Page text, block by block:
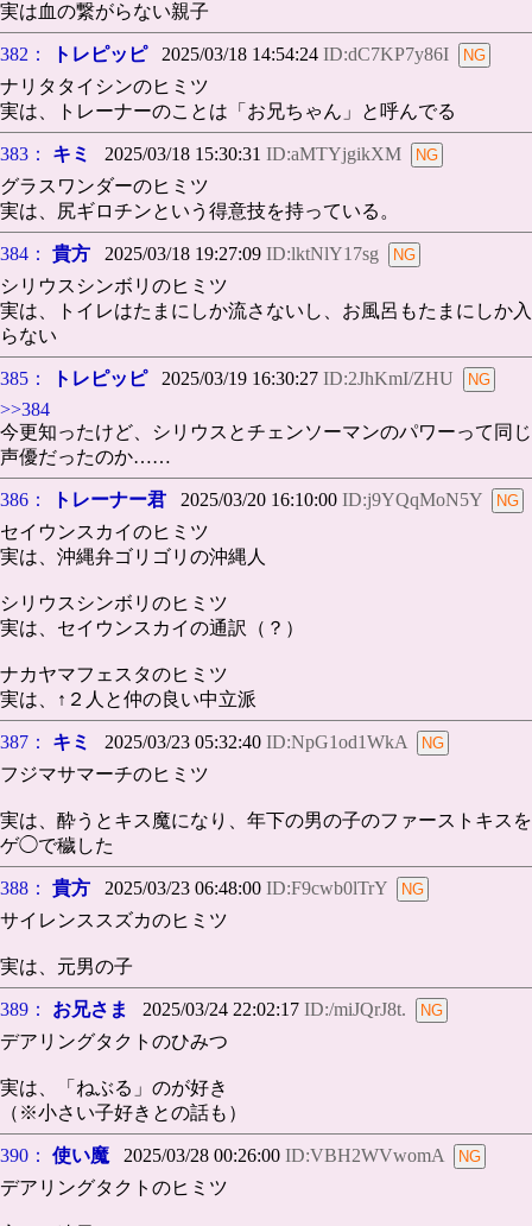
実は血の繋がらない親子
382： トレピッピ2025/03/18 14:54:24 ID:dC7KP7y86I
ナリタタイシンのヒミツ
実は、トレーナーのことは「お兄ちゃん」と呼んでる
383： キミ 2025/03/18 15:30:31 ID:aMTYjgikXM
グラスワンダーのヒミツ
実は、尻ギロチンという得意技を持っている。
384： 貴方 2025/03/18 19:27:09 ID:lktNlY17sg
シリウスシンボリのヒミツ
実は、トイレはたまにしか流さないし、お風呂もたまにしか入
らない
385： トレピッピ2025/03/19 16:30:27 ID:2JhKmI/ZHU
>>384
今更知ったけど、シリウスとチェンソーマンのパワーって同じ
声優だったのか……
386： トレーナー君 2025/03/20 16:10:00 ID:j9YQqMoN5Y
セイウンスカイのヒミツ
実は、沖縄弁ゴリゴリの沖縄人
シリウスシンボリのヒミツ
実は、セイウンスカイの通訳（？）
ナカヤマフェスタのヒミツ
実は、↑２人と仲の良い中立派
387： キミ 2025/03/23 05:32:40 ID:NpG1od1WkA
フジマサマーチのヒミツ
実は、酔うとキス魔になり、年下の男の子のファーストキスを
ゲ◯で穢した
388： 貴方 2025/03/23 06:48:00 ID:F9cwb0lTrY
サイレンススズカのヒミツ
実は、元男の子
389： お兄さま 2025/03/24 22:02:17 ID:/miJQrJ8t.
デアリングタクトのひみつ
実は、「ねぶる」のが好き
（※小さい子好きとの話も）
390： 使い魔 2025/03/28 00:26:00 ID:VBH2WVwomA
デアリングタクトのヒミツ